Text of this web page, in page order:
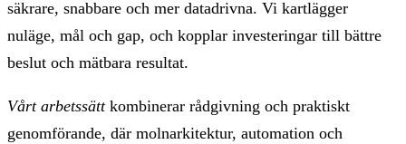
säkrare, snabbare och mer datadrivna. Vi kartlägger
nuläge, mål och gap, och kopplar investeringar till bättre
beslut och mätbara resultat.
Vårt arbetssättkombinerar rådgivning och praktiskt
genomförande, där molnarkitektur, automation och